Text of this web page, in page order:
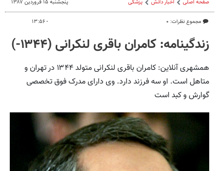
صفحه اصلی اخبار دانش پزشکی
مجموع نظرات: ۰
پنجشنبه ۱۵ فروردین ۱۳۸۷
- ۱۳:۵۶
زندگینامه: کامران باقری ‌لنکرانی (۱۳۴۴-)
همشهری آنلاین: کامران باقری لنکرانی متولد ۱۳۴۴ در تهران و
متاهل است. او سه فرزند دارد. وی دارای مدرک فوق تخصصی
گوارش و کبد است